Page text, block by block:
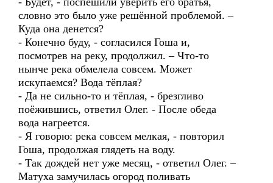
словно это было уже решённой проблемой. –
Куда она денется?
- Конечно буду, - согласился Гоша и,
посмотрев на реку, продолжил. – Что-то
нынче река обмелела совсем. Может
искупаемся? Вода тёплая?
- Да не сильно-то и тёплая, - брезгливо
поёжившись, ответил Олег. - После обеда
вода нагреется.
- Я говорю: река совсем мелкая, - повторил
Гоша, продолжая глядеть на воду.
- Так дождей нет уже месяц, - ответил Олег. –
Матуха замучилась огород поливать